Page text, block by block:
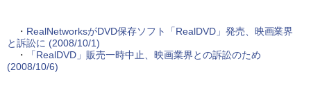
・ RealNetworksがDVD保存ソフト「RealDVD」発売、映画業界
と訴訟に (2008/10/1)
・
「RealDVD」販売一時中止、映画業界との訴訟のため
(2008/10/6)